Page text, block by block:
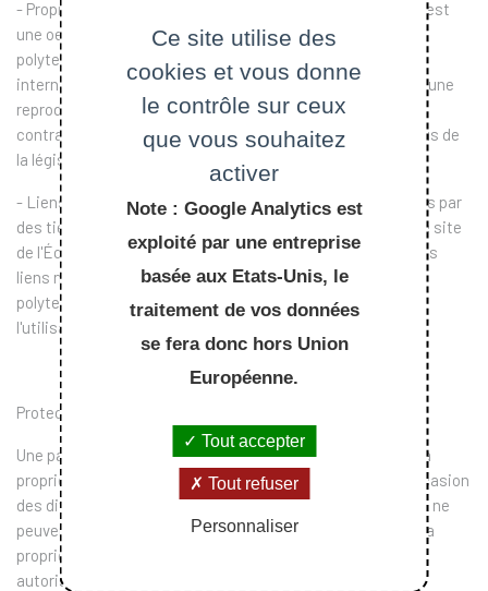
- Propriété intellectuelle
: Le site de l'École polytechnique est
une oeuvre de création, propriété exclusive de l'École
polytechnique, protégé par la législation française et
internationale sur le droit de la propriété intellectuelle. Aucune
reproduction ou représentation ne peut être réalisée en
contravention avec les droits de l'École polytechnique issus de
la législation susvisée.
- Liens hypertextes: La mise en place de liens hypertextes par
des tiers vers des pages ou des documents diffusés sur le site
de l'École polytechnique, est autorisée sous réserve que les
liens ne contreviennent pas aux intérêts de l'École
polytechnique, et, qu'ils garantissent la possibilité pour
l'utilisateur d'identifier l'origine et l'auteur du document.
Protections et droit à l'image
Une partie des photographies présentes sur ce site sont la
propriété de l'Ecole polytechnique qui les a réalisées à l'occasion
des diverses manifestations organisées sur son site.Elles ne
peuvent pas, conformément aux dispositions du Code de la
propriété intellectuelle, être utilisées et reproduites sans
autorisation expresse de l'École.
Ce site utilise des
cookies et vous donne
le contrôle sur ceux
que vous souhaitez
activer
Note : Google Analytics est
exploité par une entreprise
basée aux Etats-Unis, le
traitement de vos données
se fera donc hors Union
Européenne.
Tout accepter
Tout refuser
Personnaliser